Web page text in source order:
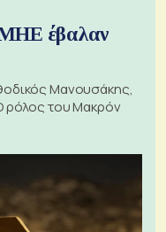
έβαλαν
Μανουσάκης,
ρόλος του Μακρόν